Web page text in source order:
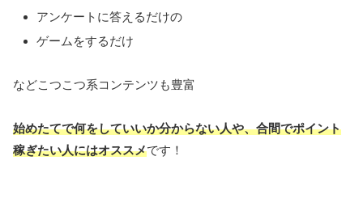
アンケートに答えるだけの
ゲームをするだけ
などこつこつ系コンテンツも豊富
始めたてで何をしていいか分からない人や、合間でポイント
稼ぎたい人にはオススメです！